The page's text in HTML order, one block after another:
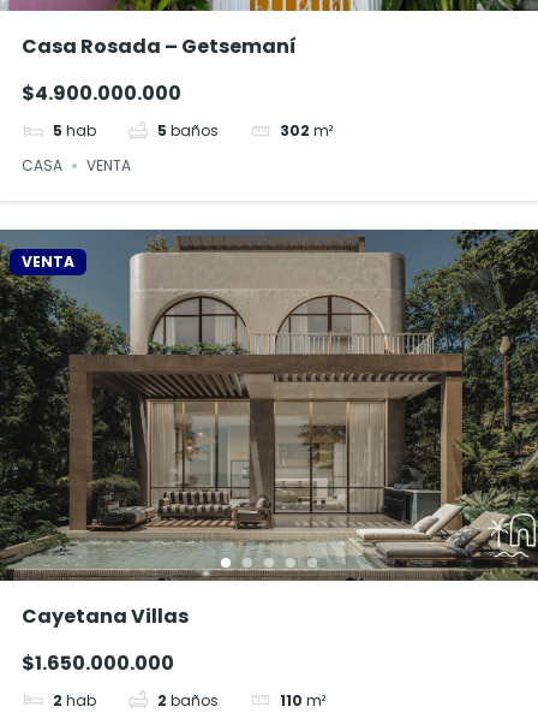
Casa Rosada – Getsemaní
$4.900.000.000
5 hab 5 baños 302 m²
CASA
VENTA
VENTA
Cayetana Villas
$1.650.000.000
2 hab 2 baños 110 m²